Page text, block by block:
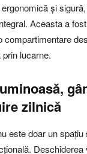
și
Aceasta a
compartimentare
lucarne.
zilnică
este doar un spațiu
Deschiderea